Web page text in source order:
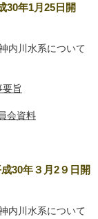
30年1月25日開
内川水系について
旨
会資料
30年３月2９日開
内川水系について